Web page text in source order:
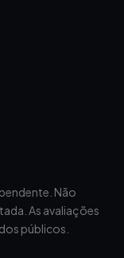
Não
As avaliações
públicos.